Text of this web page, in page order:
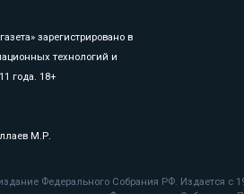
зарегистрировано в
технологий и
года. 18+
М.Р.
Федерального Собрания РФ. Издается